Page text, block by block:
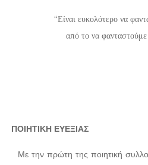
“Είναι ευκολότερο να
από το να φανταστούμε
ΠΟΙΗΤΙΚΗ ΕΥΕΞΙΑΣ
Με την πρώτη της ποιητική